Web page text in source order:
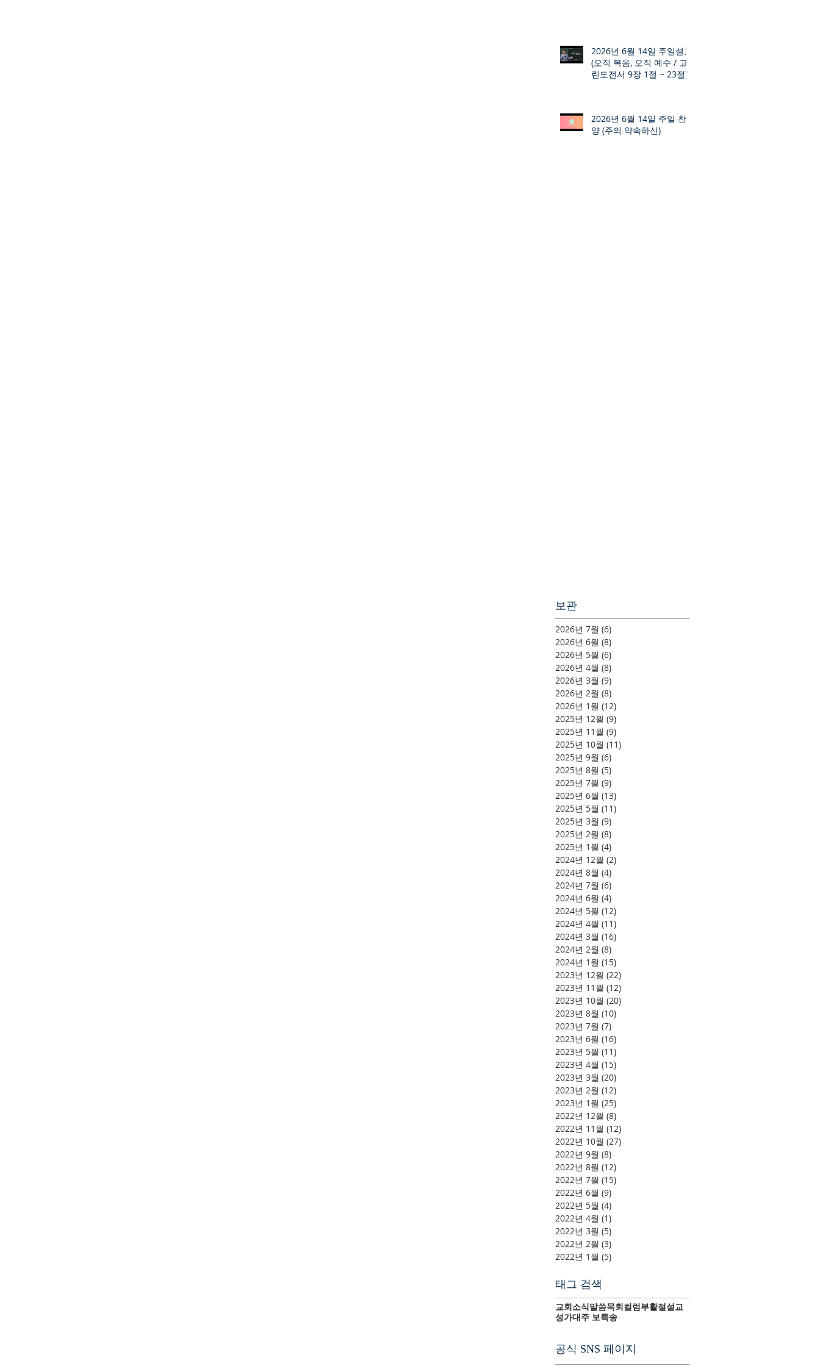
2026년 6월 14일 주일설교
(오직 복음, 오직 예수 / 고
린도전서 9장 1절 ~ 23절)
2026년 6월 14일 주일 찬
양 (주의 약속하신)
보관
2026년 7월 (6)
2026년 6월 (8)
2026년 5월 (6)
2026년 4월 (8)
2026년 3월 (9)
2026년 2월 (8)
2026년 1월 (12)
2025년 12월 (9)
2025년 11월 (9)
2025년 10월 (11)
2025년 9월 (6)
2025년 8월 (5)
2025년 7월 (9)
2025년 6월 (13)
2025년 5월 (11)
2025년 3월 (9)
2025년 2월 (8)
2025년 1월 (4)
2024년 12월 (2)
2024년 8월 (4)
2024년 7월 (6)
2024년 6월 (4)
2024년 5월 (12)
2024년 4월 (11)
2024년 3월 (16)
2024년 2월 (8)
2024년 1월 (15)
2023년 12월 (22)
2023년 11월 (12)
2023년 10월 (20)
2023년 8월 (10)
2023년 7월 (7)
2023년 6월 (16)
2023년 5월 (11)
2023년 4월 (15)
2023년 3월 (20)
2023년 2월 (12)
2023년 1월 (25)
2022년 12월 (8)
2022년 11월 (12)
2022년 10월 (27)
2022년 9월 (8)
2022년 8월 (12)
2022년 7월 (15)
2022년 6월 (9)
2022년 5월 (4)
2022년 4월 (1)
2022년 3월 (5)
2022년 2월 (3)
2022년 1월 (5)
태그 검색
교회소식말씀목회컬럼 부활절설교
성가대 주 보특송
공식 SNS 페이지